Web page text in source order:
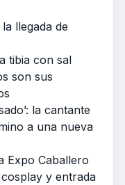
llegada de
tibia con sal
son sus
la cantante
a una nueva
Expo Caballero
y entrada